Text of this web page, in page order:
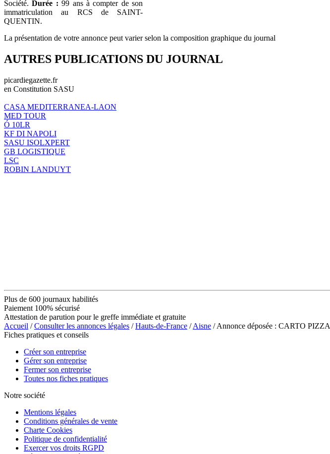
Société.Durée : 99 ans à compter de son
immatriculation au RCS de SAINT-
QUENTIN.
La présentation de votre annonce peut varier selon la composition graphique du journal
AUTRES PUBLICATIONS DU JOURNAL
picardiegazette.fr
en Constitution SASU
CASA MEDITERRANEA-LAON
MED TOUR
Ó 10LR
KF DI NAPOLI
SASU ISOLXPERT
GB LOGISTIQUE
LSC
ROBIN LANDUYT
Plus de 600 journaux habilités
Paiement 100% sécurisé
Attestation de parution pour le greffe immédiate et gratuite
Accueil /Consulter les annonces légales /Hauts-de-France /Aisne / Annonce déposée : CARTO PIZZA
Fiches pratiques et conseils
Créer son entreprise
Gérer son entreprise
Fermer son entreprise
Toutes nos fiches pratiques
Notre société
Mentions légales
Conditions générales de vente
Charte Cookies
Politique de confidentialité
Exercer vos droits RGPD